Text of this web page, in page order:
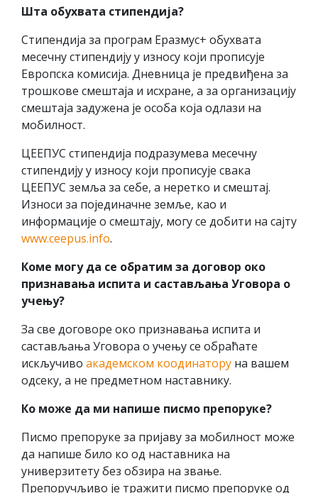
Шта обухвата стипендија?
Стипендија за програм Еразмус+ обухвата
месечну стипендију у износу који прописује
Европска комисија. Дневница је предвиђена за
трошкове смештаја и исхране, а за организацију
смештаја задужена је особа која одлази на
мобилност.
ЦЕЕПУС стипендија подразумева месечну
стипендију у износу који прописује свака
ЦЕЕПУС земља за себе, а неретко и смештај.
Износи за појединачне земље, као и
информације о смештају, могу се добити на сајту
www.ceepus.info.
Коме могу да се обратим за договор око
признавања испита и састављања Уговора о
учењу?
За све договоре око признавања испита и
састављања Уговора о учењу се обраћате
искључиво академском коодинатору на вашем
одсеку, а не предметном наставнику.
Ко може да ми напише писмо препоруке?
Писмо препоруке за пријаву за мобилност може
да напише било ко од наставника на
универзитету без обзира на звање.
Препоручљиво је тражити писмо препоруке од